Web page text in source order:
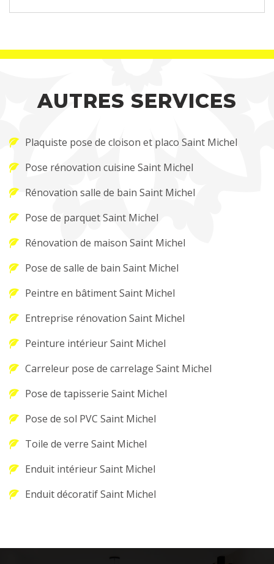
AUTRES SERVICES
Plaquiste pose de cloison et placo Saint Michel
Pose rénovation cuisine Saint Michel
Rénovation salle de bain Saint Michel
Pose de parquet Saint Michel
Rénovation de maison Saint Michel
Pose de salle de bain Saint Michel
Peintre en bâtiment Saint Michel
Entreprise rénovation Saint Michel
Peinture intérieur Saint Michel
Carreleur pose de carrelage Saint Michel
Pose de tapisserie Saint Michel
Pose de sol PVC Saint Michel
Toile de verre Saint Michel
Enduit intérieur Saint Michel
Enduit décoratif Saint Michel